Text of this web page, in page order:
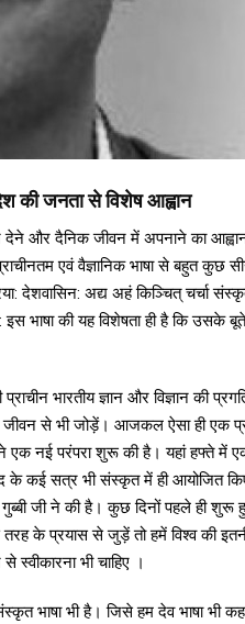
की जनता से विशेष आह्वान
देने और दैनिक जीवन में अपनाने का
एवं वैज्ञानिक भाषा से बहुत कुछ
देशवासिन: अद्य अहं किञ्चित् चर्चा
भाषा की यह विशेषता ही है कि उसके बूते
भारतीय ज्ञान और विज्ञान की
से भी जोड़ें। आजकल ऐसा ही एक
नई परंपरा शुरू की है। यहां हफ्ते में एक
के कई सत्र भी संस्कृत में ही आयोजित
जी ने की है। कुछ दिनों पहले ही शुरू
के प्रयास से जुड़ें तो हमें विश्व की
भी चाहिए ।
भाषा भी है। जिसे हम देव भाषा